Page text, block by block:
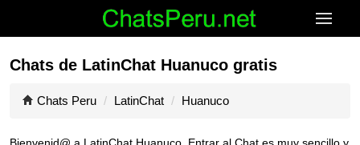
Chats de LatinChat Huanuco gratis
Chats Peru LatinChat Huanuco